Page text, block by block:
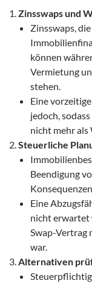
Zinsswaps und
Zinsswaps,
können
Vermietung
stehen.
Eine
jedoch,
nicht mehr als
Steuerliche
Beendigung
Eine
nicht erwartet
Swap-Vertrag
war.
Alternativen